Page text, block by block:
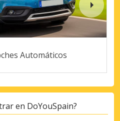
Automáticos
en DoYouSpain?